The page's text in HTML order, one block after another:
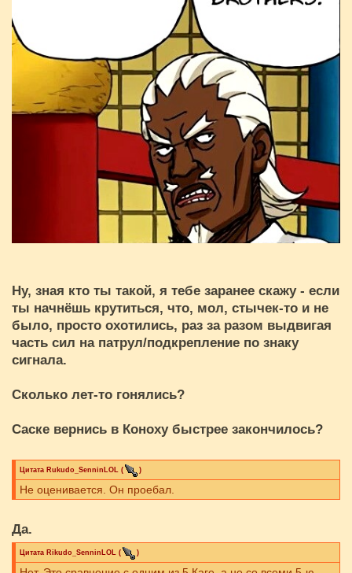
Ну, зная кто ты такой, я тебе заранее скажу - если
ты начнёшь крутиться, что, мол, стычек-то и не
было, просто охотились, раз за разом выдвигая
часть сил на патрул/подкрепление по знаку
сигнала.
Сколько лет-то гонялись?
Саске вернись в Коноху быстрее закончилось?
Цитата Rukudo_SenninLOL ( )
Не оценивается. Он проебал.
Да.
Цитата Rikudo_SenninLOL ( )